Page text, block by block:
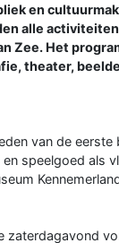
en
alle
Zee. Het
theater,
van de
speelgoed als